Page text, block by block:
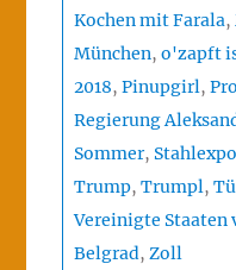
Kochen mit Farala,
München, o'zapft
2018, Pinupgirl,
Regierung
Sommer,
Trump, Trumpl,
Vereinigte Staaten
Belgrad, Zoll